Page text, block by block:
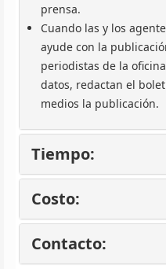
prensa.
Cuando las y los
ayude con la
periodistas de la
datos, redactan el
medios la publicación.
Tiempo:
Costo:
Contacto: